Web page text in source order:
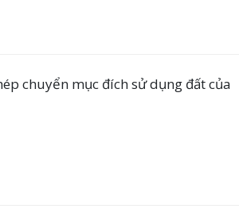
chuyển mục đích sử dụng đất của